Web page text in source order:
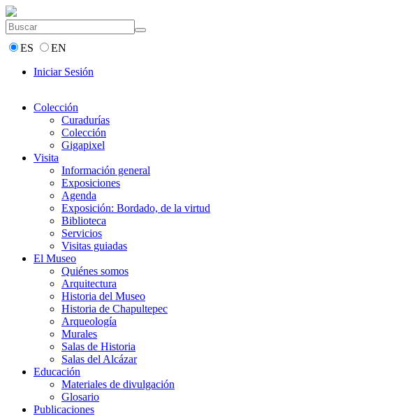
ES
EN
Iniciar Sesión
Colección
Curadurías
Colección
Gigapixel
Visita
Información general
Exposiciones
Agenda
Exposición: Bordado, de la virtud
Biblioteca
Servicios
Visitas guiadas
El Museo
Quiénes somos
Arquitectura
Historia del Museo
Historia de Chapultepec
Arqueología
Murales
Salas de Historia
Salas del Alcázar
Educación
Materiales de divulgación
Glosario
Publicaciones